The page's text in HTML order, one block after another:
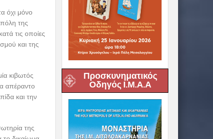
όχι μόνο
της
τις οποίες
και της
κιβωτός
απέραντο
και την
της
Προσκυνηματικός
Οδηγός Ι.Μ.Α.Α